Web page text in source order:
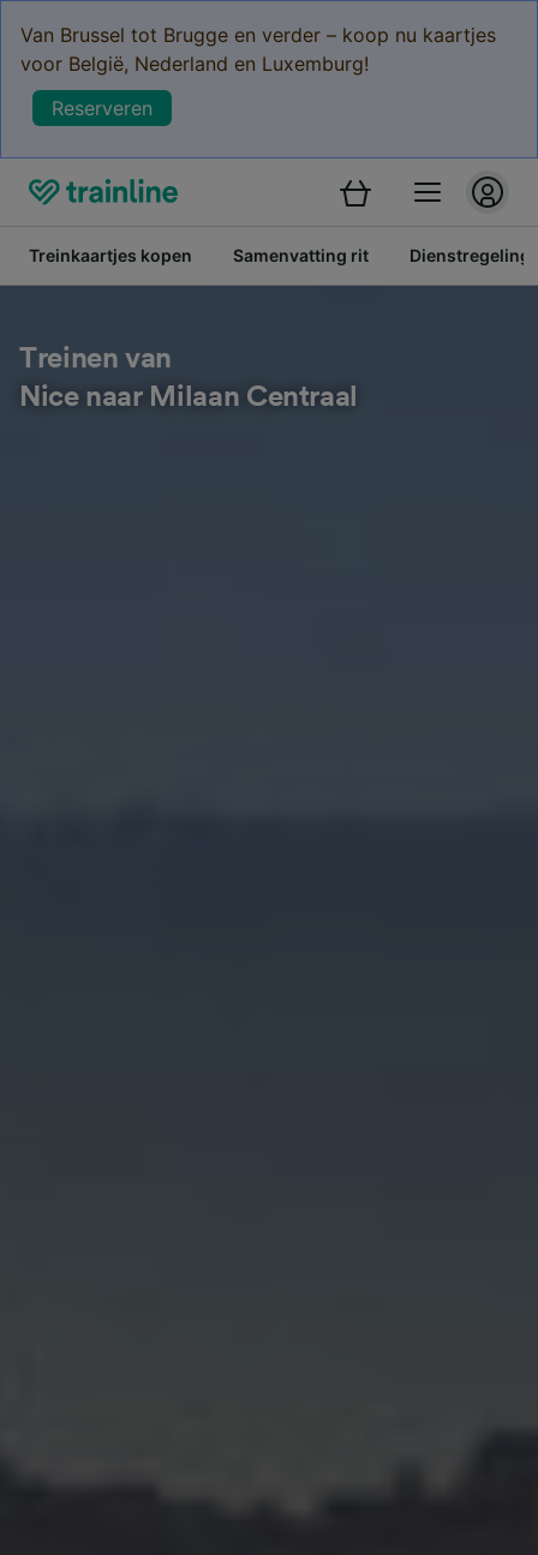
Van Brussel tot Brugge en verder – koop nu kaartjes
voor België, Nederland en Luxemburg!
Reserveren
Treinkaartjes kopen Samenvatting rit Dienstregeling
Treinen van
Nice naar Milaan Centraal